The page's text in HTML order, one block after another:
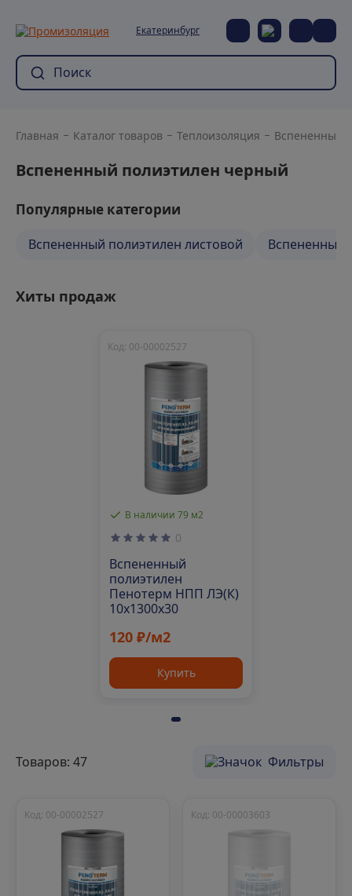
Екатеринбург
Главная Каталог товаров Теплоизоляция Вспененный
Вспененный полиэтилен черный
Популярные категории
Вспененный полиэтилен листовой Вспененный
Хиты продаж
В наличии 79 м2
Код: 00-00002527
0
Вспененный
полиэтилен
Пенотерм НПП ЛЭ(К)
10х1300х30
120 ₽/м2
Купить
Товаров: 47 Фильтры
Код: 00-00002527 Код: 00-00003603